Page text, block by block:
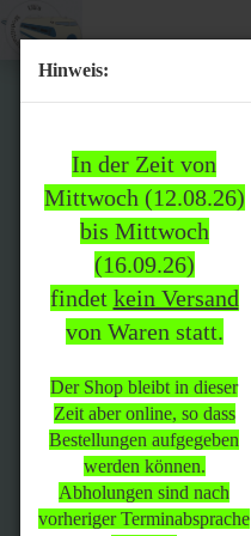
Hinweis:
In der Zeit von
Mittwoch (12.08.26)
bis Mittwoch
(16.09.26)
findet kein Versand
von Waren statt.
Der Shop bleibt in dieser
Zeit aber online, so dass
Bestellungen aufgegeben
werden können.
Abholungen sind nach
vorheriger Terminabsprache
Bitte
beachten:
In der Zeit von Mittwoch
(12.08.26) bis Mittwoch
(16.09.26)
statt.
Der Shop bleibt in dieser Zeit
aber online, so dass
Bestellungen aufgegeben
werden können.